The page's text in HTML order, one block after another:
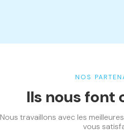
NOS
Ils nous font
Nous travaillons avec les
vous